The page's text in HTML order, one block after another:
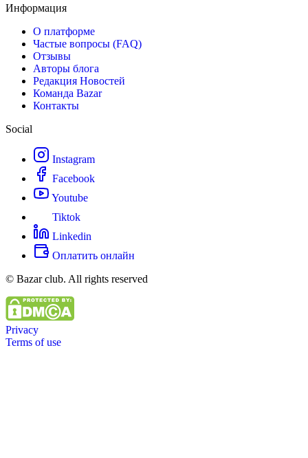
Информация
О платформе
Частые вопросы (FAQ)
Отзывы
Авторы блога
Редакция Новостей
Команда Bazar
Контакты
Social
Instagram
Facebook
Youtube
Tiktok
Linkedin
Оплатить онлайн
© Bazar club. All rights reserved
Privacy
Terms of use